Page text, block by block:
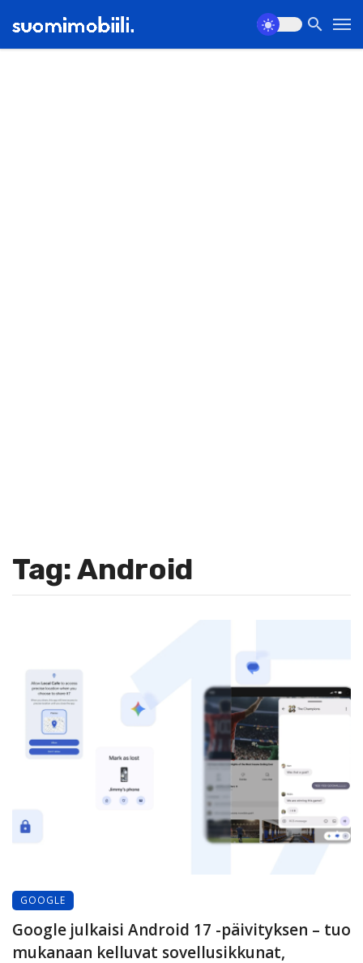
Tag: Android
GOOGLE
Google julkaisi Android 17 -päivityksen – tuo
mukanaan kelluvat sovellusikkunat,